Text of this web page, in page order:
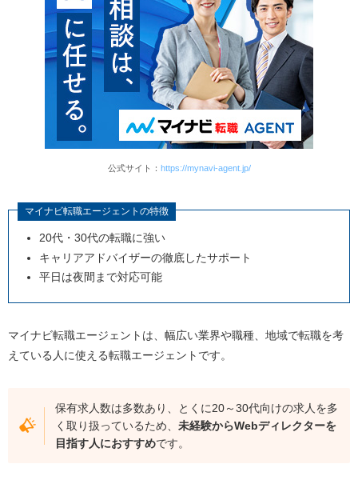
公式サイト： https://mynavi-agent.jp/
マイナビ転職エージェントの特徴
20代・30代の転職に強い
キャリアアドバイザーの徹底したサポート
平日は夜間まで対応可能
マイナビ転職エージェントは、幅広い業界や職種、地域で転職を考
えている人に使える転職エージェントです。
保有求人数は多数あり、とくに20～30代向けの求人を多
く取り扱っているため、未経験からWebディレクターを
目指す人におすすめです。